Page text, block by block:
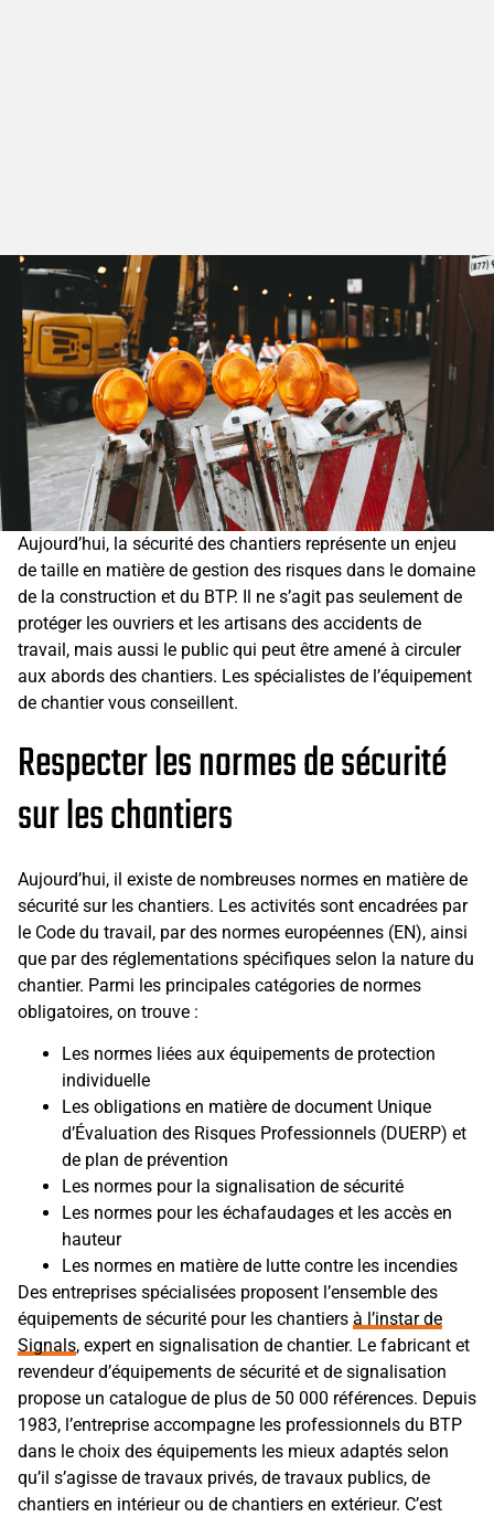
Aujourd’hui, la sécurité des chantiers représente un enjeu
de taille en matière de gestion des risques dans le domaine
de la construction et du BTP. Il ne s’agit pas seulement de
protéger les ouvriers et les artisans des accidents de
travail, mais aussi le public qui peut être amené à circuler
aux abords des chantiers. Les spécialistes de l’équipement
de chantier vous conseillent.
Respecter les normes de sécurité
sur les chantiers
Aujourd’hui, il existe de nombreuses normes en matière de
sécurité sur les chantiers. Les activités sont encadrées par
le Code du travail, par des normes européennes (EN), ainsi
que par des réglementations spécifiques selon la nature du
chantier. Parmi les principales catégories de normes
obligatoires, on trouve :
Les normes liées aux équipements de protection
individuelle
Les obligations en matière de document Unique
d’Évaluation des Risques Professionnels (DUERP) et
de plan de prévention
Les normes pour la signalisation de sécurité
Les normes pour les échafaudages et les accès en
hauteur
Les normes en matière de lutte contre les incendies
Des entreprises spécialisées proposent l’ensemble des
équipements de sécurité pour les chantiers à l’instar de
Signals, expert en signalisation de chantier. Le fabricant et
revendeur d’équipements de sécurité et de signalisation
propose un catalogue de plus de 50 000 références. Depuis
1983, l’entreprise accompagne les professionnels du BTP
dans le choix des équipements les mieux adaptés selon
qu’il s’agisse de travaux privés, de travaux publics, de
chantiers en intérieur ou de chantiers en extérieur. C’est